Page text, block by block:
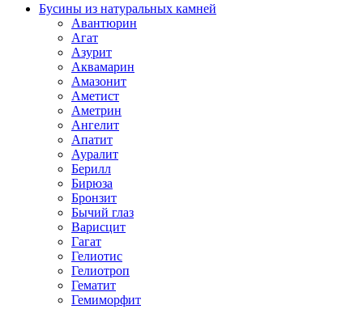
Бусины из натуральных камней
Авантюрин
Агат
Азурит
Аквамарин
Амазонит
Аметист
Аметрин
Ангелит
Апатит
Ауралит
Берилл
Бирюза
Бронзит
Бычий глаз
Варисцит
Гагат
Гелиотис
Гелиотроп
Гематит
Гемиморфит